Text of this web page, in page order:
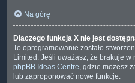
Na górę
Dlaczego funkcja X nie jest
To oprogramowanie zostało
Limited. Jeśli uważasz, że brakuje
phpBB Ideas Centre, gdzie możesz
lub zaproponować nowe funkcje.